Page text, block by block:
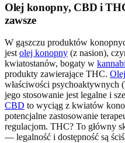
Olej konopny, CBD i
zawsze
W gąszczu produktów
jest olej konopny (z nasion),
kwiatostanów, bogaty w
produkty zawierające THC.
właściwości psychoaktywnych
jego stosowanie jest legalne i
CBD to wyciąg z kwiatów
potencjalne zastosowanie
regulacjom. THC? To główny
— legalność i dostępność są